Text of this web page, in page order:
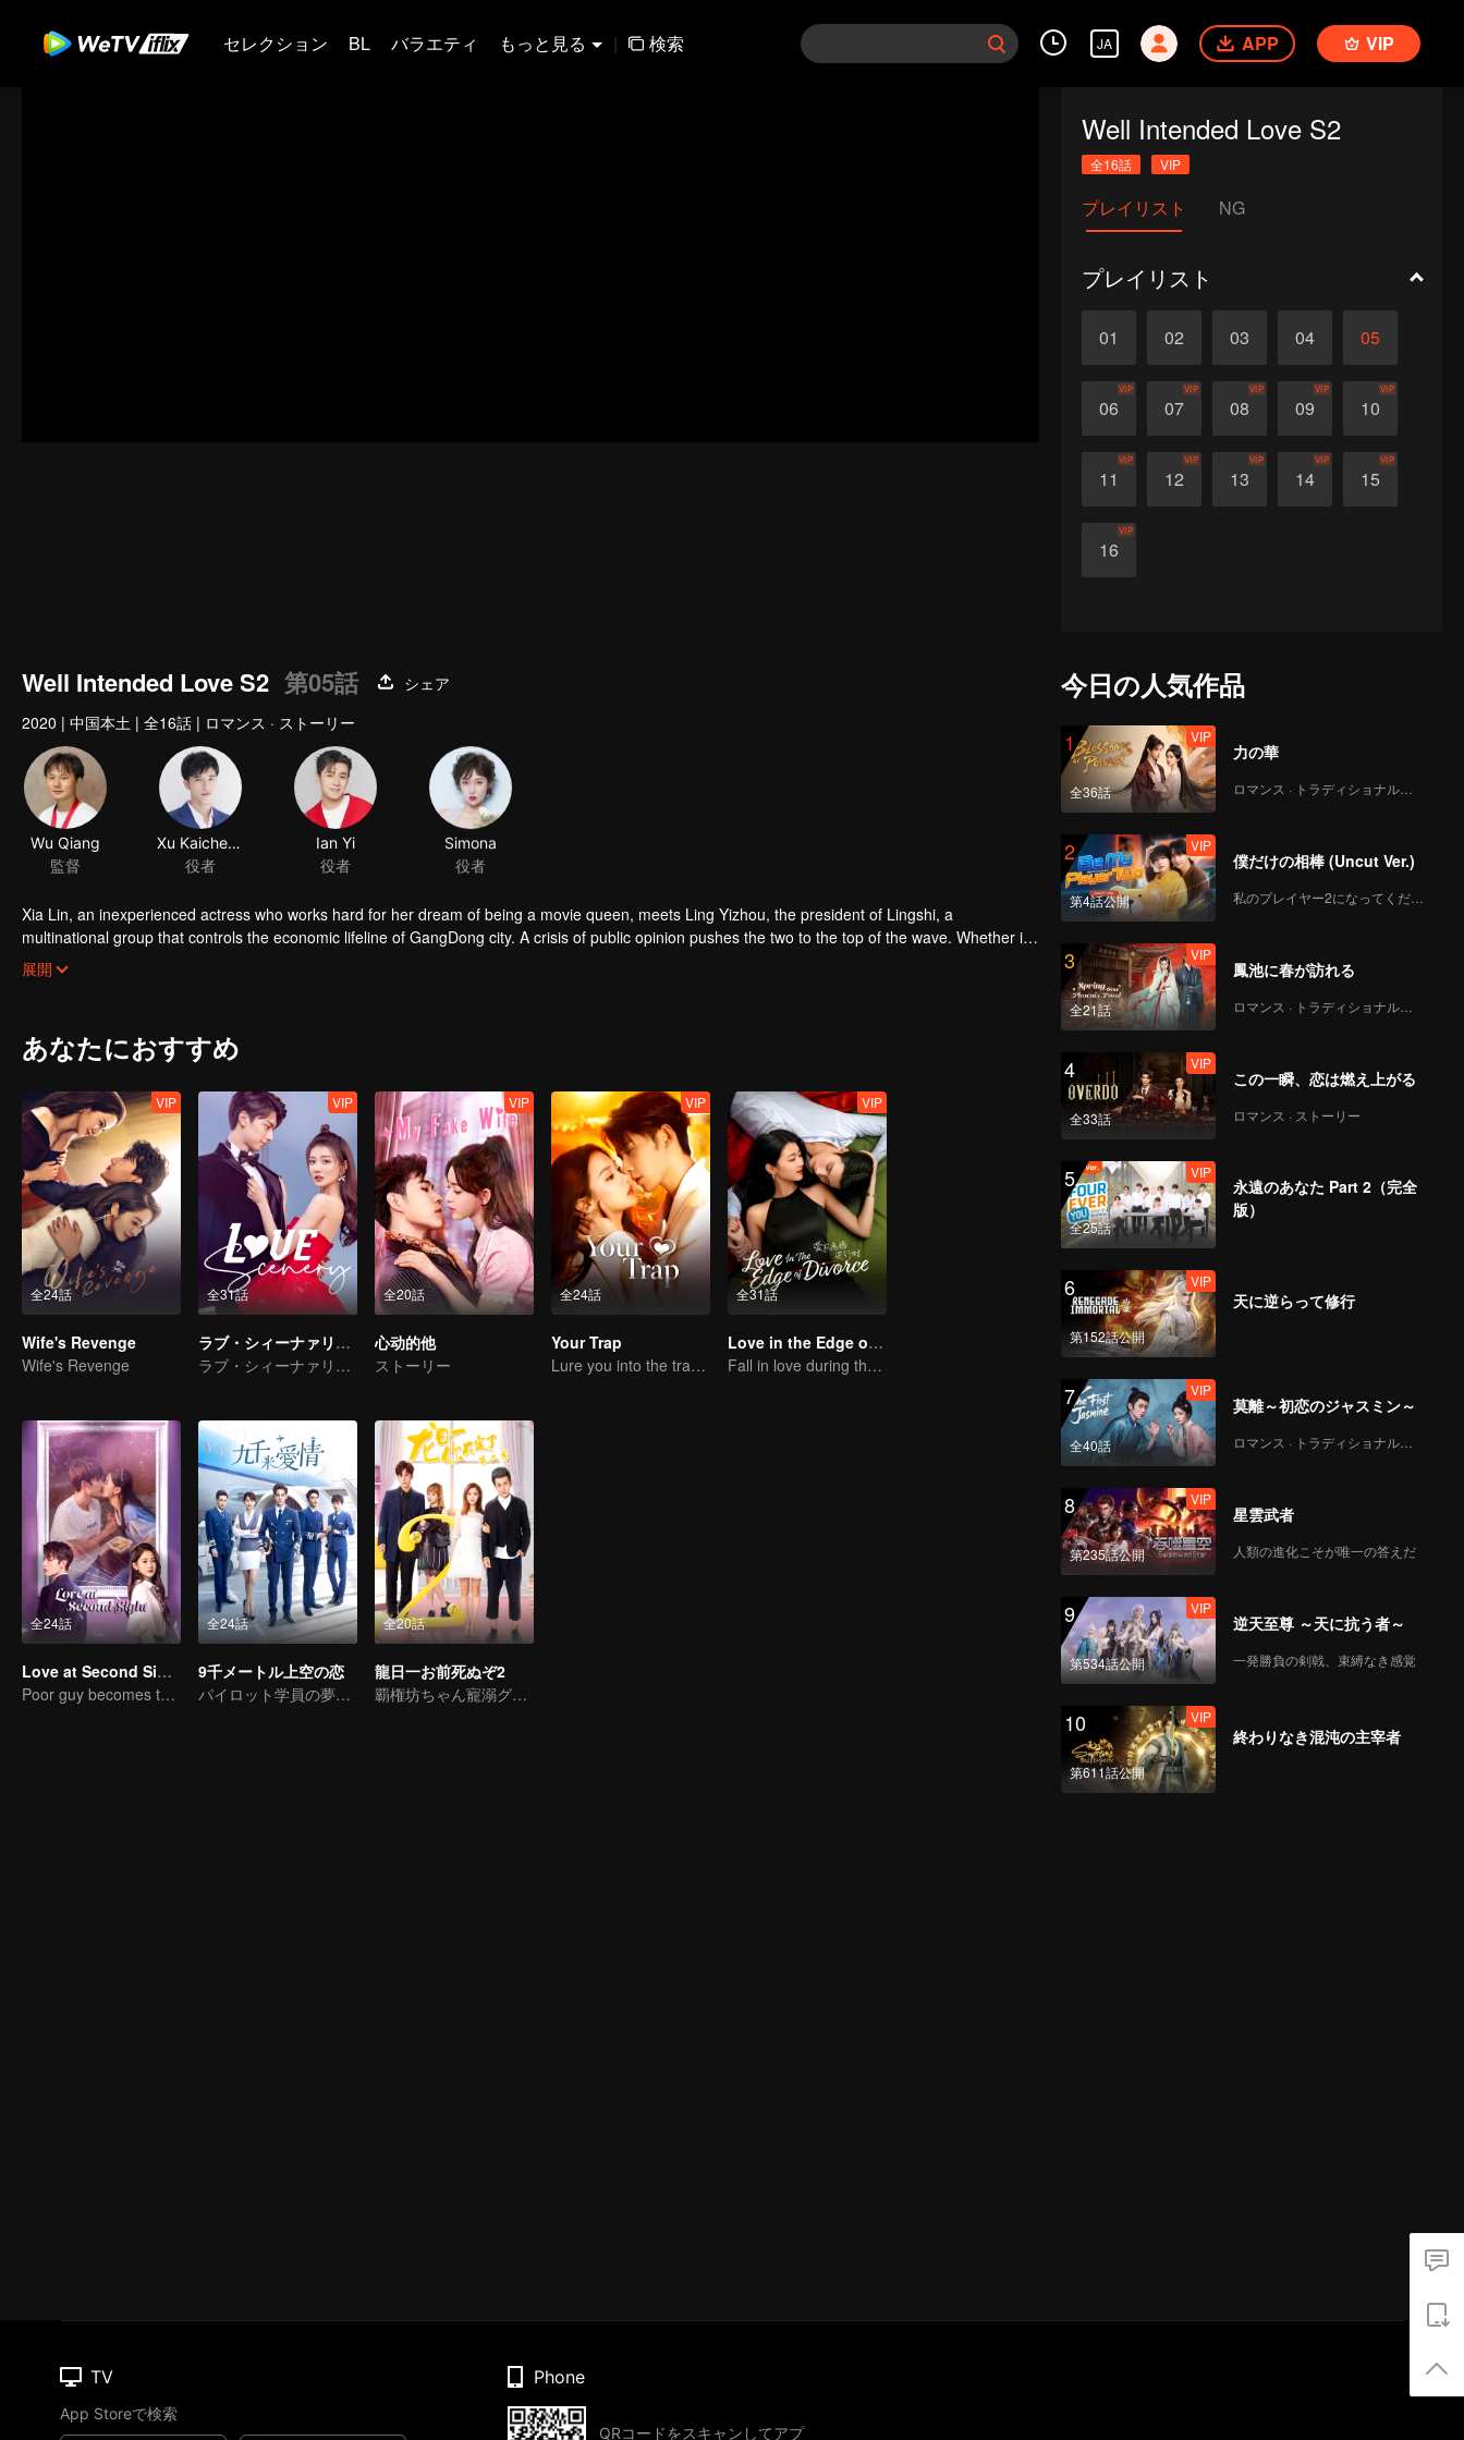
セレクション BL バラエティ もっと見る | 検索 JA APP VIP
Well Intended Love S2
全16話 VIP
プレイリスト NG
プレイリスト
01 02 03 04 05
06
VIP
07
VIP
08
VIP
09
VIP
10
VIP
11
VIP
12
VIP
13
VIP
14
VIP
15
VIP
16
VIP
Well Intended Love S2 第05話
シェア
2020 | 中国本土 | 全16話 | ロマンス · ストーリー
Wu Qiang
監督
Xu Kaicheng
役者
Ian Yi
役者
Simona
役者
Xia Lin, an inexperienced actress who works hard for her dream of being a movie queen, meets Ling Yizhou, the president of Lingshi, a
multinational group that controls the economic lifeline of GangDong city. A crisis of public opinion pushes the two to the top of the wave. Whether it's
an encounter of deja vu or an encounter schemed by others, the two happy enemies are still super sweet even in the situation full of accidents.
展開
あなたにおすすめ
全24話
VIP
Wife's Revenge
Wife's Revenge
全31話
VIP
ラブ・シィーナァリィ～恋の季節に恋の景色～
ラブ・シィーナァリィ～恋の季節に恋の景色～
全20話
VIP
心动的他
ストーリー
全24話
VIP
Your Trap
Lure you into the trap with love as bait
全31話
VIP
Love in the Edge of Divorce
Fall in love during the divorce
全24話
Love at Second Sight
Poor guy becomes the domineering CEO and pursues his first love
全24話
9千メートル上空の恋
パイロット学員の夢に向う青春の旅
全20話
龍日一お前死ぬぞ2
覇権坊ちゃん寵溺グレードアップ 少女恋突然強敵に出会う
今日の人気作品
1
全36話
VIP
力の華
ロマンス · トラディショナル・コスチューム
2
第4話公開
VIP
僕だけの相棒 (Uncut Ver.)
私のプレイヤー2になってください
3
全21話
VIP
鳳池に春が訪れる
ロマンス · トラディショナル・コスチューム
4
全33話
VIP
この一瞬、恋は燃え上がる
ロマンス · ストーリー
5
全25話
VIP
永遠のあなた Part 2（完全
版）
6
第152話公開
VIP
天に逆らって修行
7
全40話
VIP
莫離～初恋のジャスミン～
ロマンス · トラディショナル・コスチューム
8
第235話公開
VIP
星雲武者
人類の進化こそが唯一の答えだ
9
第534話公開
VIP
逆天至尊 ～天に抗う者～
一発勝負の剣戟、束縛なき感覚
10
第611話公開
VIP
終わりなき混沌の主宰者
TV
App Storeで検索
Phone
QRコードをスキャンしてアプ